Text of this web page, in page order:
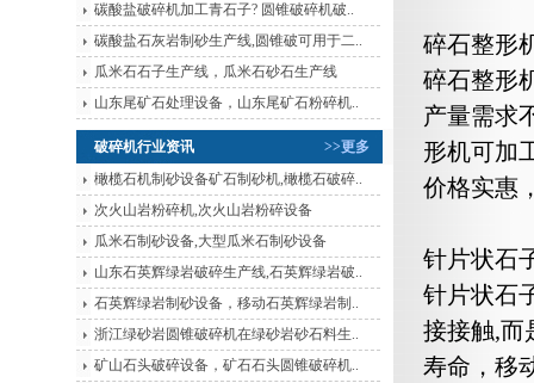
碳酸盐破碎机加工青石子? 圆锥破碎机破..
碳酸盐石灰岩制砂生产线,圆锥破可用于二..
瓜米石石子生产线，瓜米石砂石生产线
山东尾矿石处理设备，山东尾矿石粉碎机..
>>更多
破碎机行业资讯
橄榄石机制砂设备矿石制砂机,橄榄石破碎..
次火山岩粉碎机,次火山岩粉碎设备
瓜米石制砂设备,大型瓜米石制砂设备
山东石英辉绿岩破碎生产线,石英辉绿岩破..
石英辉绿岩制砂设备，移动石英辉绿岩制..
浙江绿砂岩圆锥破碎机在绿砂岩砂石料生..
矿山石头破碎设备，矿石石头圆锥破碎机..
碎石整形
碎石整形
产量需求
形机可加
价格实惠
针片状石
针片状石
接接触,而
寿命，移